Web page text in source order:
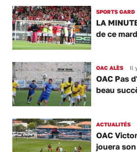
SPORTS GARD
LA
de ce
OAC ALÈS Il
OAC Pas
beau
ACTUALITÉS
OAC
jouera